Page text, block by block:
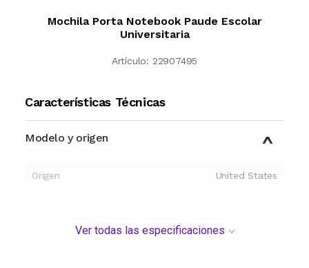
Mochila Porta Notebook Paude Escolar
Universitaria
Artículo: 22907495
Características Técnicas
Modelo y origen
Origen United States
Ver todas las especificaciones